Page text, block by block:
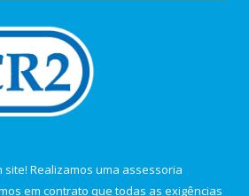
site! Realizamos uma assessoria
em contrato que todas as exigências